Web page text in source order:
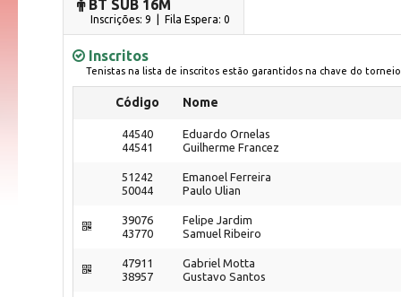
BT SUB 16M
Inscrições: 9 | Fila Espera: 0
Inscritos
Tenistas na lista de inscritos estão garantidos na chave do torneio
Código Nome
44540
44541
Eduardo Ornelas
Guilherme Francez
51242
50044
Emanoel Ferreira
Paulo Ulian
39076
43770
Felipe Jardim
Samuel Ribeiro
47911
38957
Gabriel Motta
Gustavo Santos